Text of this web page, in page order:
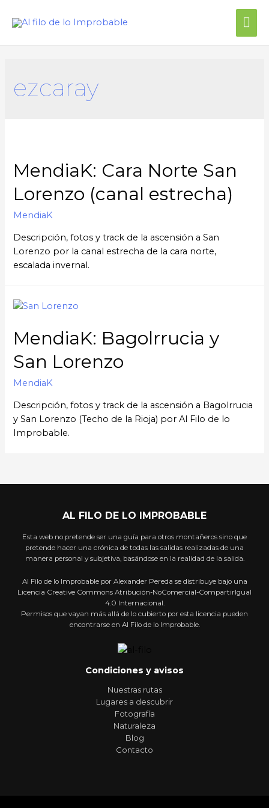
ezcaray
MendiaK: Cara Norte San
Lorenzo (canal estrecha)
MendiaK
Descripción, fotos y track de la ascensión a San
Lorenzo por la canal estrecha de la cara norte,
escalada invernal.
MendiaK: Bagolrrucia y
San Lorenzo
MendiaK
Descripción, fotos y track de la ascensión a Bagolrrucia
y San Lorenzo (Techo de la Rioja) por Al Filo de lo
Improbable.
AL FILO DE LO IMPROBABLE
Esta web no pretende ser una guía para otros montañeros sino que
pretende hacer una crónica de todas las salidas realizadas de una
manera personal y subjetiva, basándose en la realidad de la salida.
Al Filo de lo Improbable por Alexander Pereda se distribuye bajo una
Licencia Creative Commons Atribución-NoComercial-CompartirIgual
4.0 Internacional.
Permisos que vayan más allá de lo cubierto por esta licencia pueden
encontrarse en Al Filo de lo Improbable.
Condiciones y avisos
Nuestras rutas
Lugares a descubrir
Fotografía
Naturaleza
Blog
Contacto